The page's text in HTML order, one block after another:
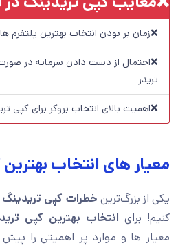
❌زمان بر بودن انتخاب بهترین پلتفرم
❌احتمال از دست دادن سرمایه در
تریدر
❌اهمیت بالای انتخاب بروکر برای کپی
معیار های انتخاب
یکی از بزرگ‌ترین خطرات کپی تریدینگ
کنیم! برای انتخاب بهترین کپی
معیار ها و موارد پر اهمیتی را پیش